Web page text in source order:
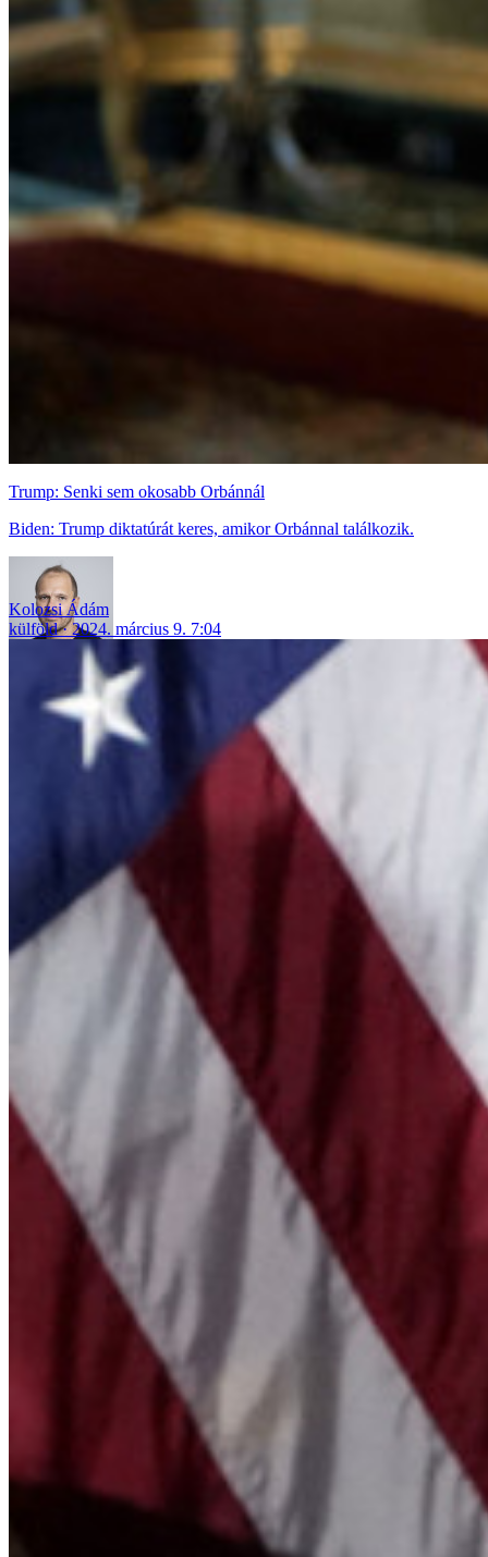
Trump: Senki sem okosabb Orbánnál
Biden: Trump diktatúrát keres, amikor Orbánnal találkozik.
Kolozsi Ádám
külföld
2024. március 9. 7:04